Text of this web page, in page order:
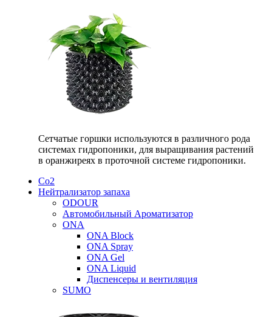
Сетчатые горшки используются в различного рода
системах гидропоники, для выращивания растений
в оранжиреях в проточной системе гидропоники.
Со2
Нейтрализатор запаха
ODOUR
Автомобильный Ароматизатор
ONA
ONA Block
ONA Spray
ONA Gel
ONA Liquid
Диспенсеры и вентиляция
SUMO